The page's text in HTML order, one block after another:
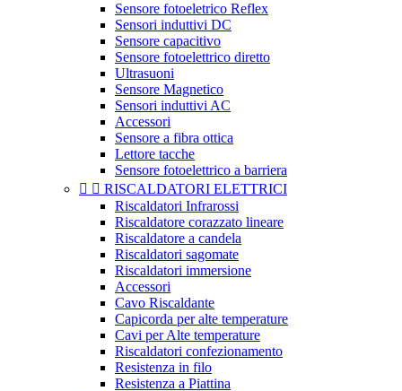
Sensore fotoeletrico Reflex
Sensori induttivi DC
Sensore capacitivo
Sensore fotoelettrico diretto
Ultrasuoni
Sensore Magnetico
Sensori induttivi AC
Accessori
Sensore a fibra ottica
Lettore tacche
Sensore fotoelettrico a barriera
  RISCALDATORI ELETTRICI
Riscaldatori Infrarossi
Riscaldatore corazzato lineare
Riscaldatore a candela
Riscaldatori sagomate
Riscaldatori immersione
Accessori
Cavo Riscaldante
Capicorda per alte temperature
Cavi per Alte temperature
Riscaldatori confezionamento
Resistenza in filo
Resistenza a Piattina